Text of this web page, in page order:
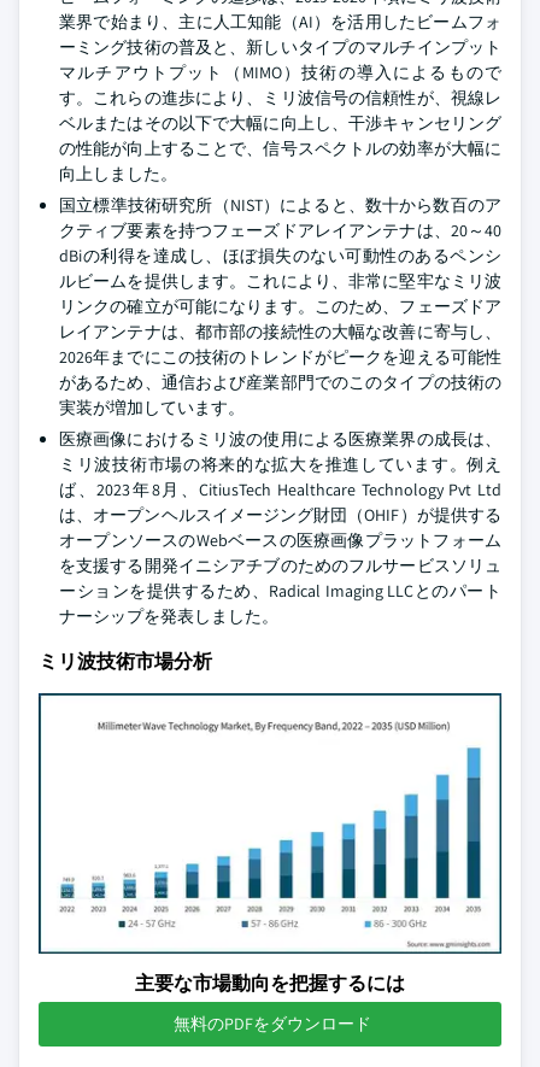
業界で始まり、主に人工知能（AI）を活用したビームフォ
ーミング技術の普及と、新しいタイプのマルチインプット
マルチアウトプット（MIMO）技術の導入によるもので
す。これらの進歩により、ミリ波信号の信頼性が、視線レ
ベルまたはその以下で大幅に向上し、干渉キャンセリング
の性能が向上することで、信号スペクトルの効率が大幅に
向上しました。
国立標準技術研究所（NIST）によると、数十から数百のア
クティブ要素を持つフェーズドアレイアンテナは、20～40
dBiの利得を達成し、ほぼ損失のない可動性のあるペンシ
ルビームを提供します。これにより、非常に堅牢なミリ波
リンクの確立が可能になります。このため、フェーズドア
レイアンテナは、都市部の接続性の大幅な改善に寄与し、
2026年までにこの技術のトレンドがピークを迎える可能性
があるため、通信および産業部門でのこのタイプの技術の
実装が増加しています。
医療画像におけるミリ波の使用による医療業界の成長は、
ミリ波技術市場の将来的な拡大を推進しています。例え
ば、2023年8月、CitiusTech Healthcare Technology Pvt Ltd
は、オープンヘルスイメージング財団（OHIF）が提供する
オープンソースのWebベースの医療画像プラットフォーム
を支援する開発イニシアチブのためのフルサービスソリュ
ーションを提供するため、Radical Imaging LLCとのパート
ナーシップを発表しました。
ミリ波技術市場分析
主要な市場動向を把握するには
無料のPDFをダウンロード